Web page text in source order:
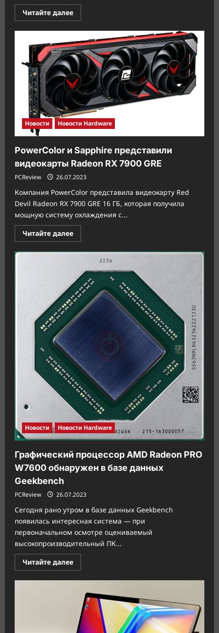
Читайте далееПрочитать
больше
Обзор
универсального
ноутбука
ASUS
Zenbook
14
Flip
OLED
(UP3404)
Новости Новости Hardware
PowerColor и Sapphire представили
видеокарты Radeon RX 7900 GRE
PCReview 26.07.2023
Компания PowerColor представила видеокарту Red
Devil Radeon RX 7900 GRE 16 ГБ, которая получила
мощную систему охлаждения с...
Читайте далееПрочитать
больше
PowerColor
представили
видеокарты
Radeon
RX
7900
GRE
Новости Новости Hardware
Графический процессор AMD Radeon PRO
W7600 обнаружен в базе данных
Geekbench
PCReview 26.07.2023
Сегодня рано утром в базе данных Geekbench
появилась интересная система — при
первоначальном осмотре оцениваемый
высокопроизводительный ПК...
Читайте далееПрочитать
больше
Графический
AMD
Radeon
PRO
W7600
обнаружен
в